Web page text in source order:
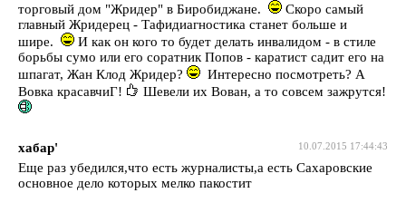
торговый дом "Жридер" в Биробиджане.
Скоро самый
главный Жридерец - Тафидиагностика станет больше и
шире.
И как он кого то будет делать инвалидом - в стиле
борьбы сумо или его соратник Попов - каратист садит его на
шпагат, Жан Клод Жридер?
Интересно посмотреть? А
Вовка красавчиГ!
Шевели их Вован, а то совсем зажрутся!
10.07.2015 17:44:43
хабар'
Еще раз убедился,что есть журналисты,а есть Сахаровские
основное дело которых мелко пакостит